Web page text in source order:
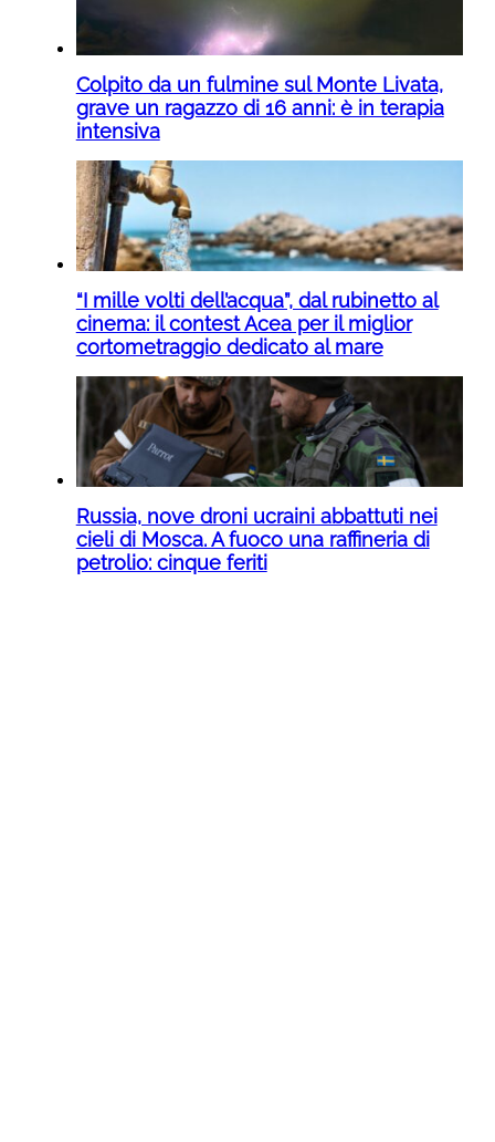
Colpito da un fulmine sul Monte Livata,
grave un ragazzo di 16 anni: è in terapia
intensiva
“I mille volti dell’acqua”, dal rubinetto al
cinema: il contest Acea per il miglior
cortometraggio dedicato al mare
Russia, nove droni ucraini abbattuti nei
cieli di Mosca. A fuoco una raffineria di
petrolio: cinque feriti